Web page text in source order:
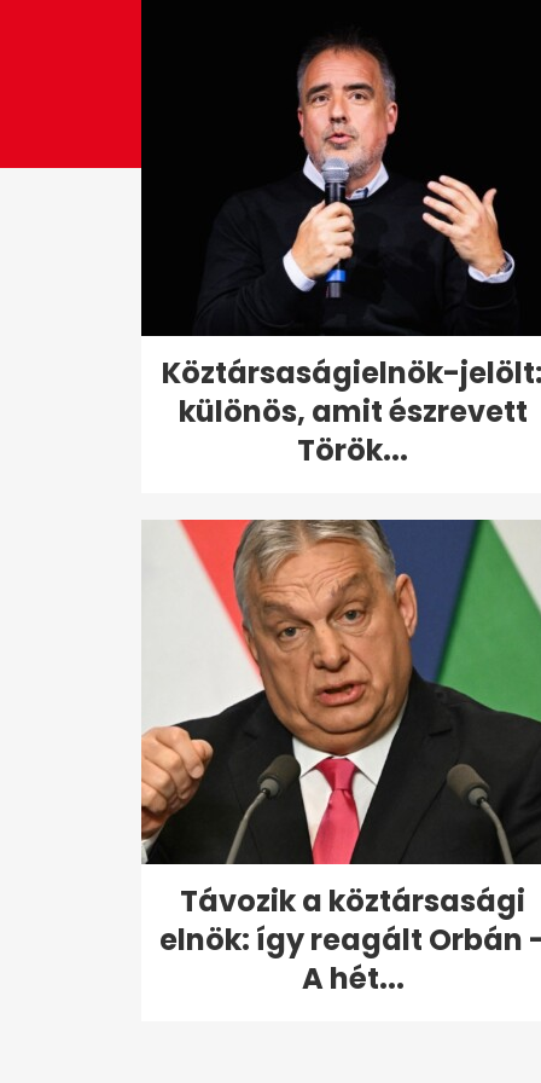
Köztársaságielnök-jelölt:
különös, amit észrevett
Török...
Távozik a köztársasági
elnök: így reagált Orbán
A hét...